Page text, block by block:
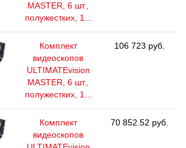
MASTER, 6 шт.,
полужестких, 1...
Комплект
видеоскопов
ULTIMATEvision
MASTER, 6 шт.,
полужестких, 1...
106 723 руб.
Комплект
видеоскопов
70 852.52 руб.